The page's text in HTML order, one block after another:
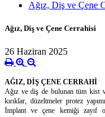
Ağız, Diş ve Çene
Ağız, Diş ve Çene Cerrahisi
26 Haziran 2025
AĞIZ, DİŞ ÇENE CERRAHİ
Ağız ve diş de bulunan tüm kist
kırıklar, düzeltmeler protez
İmplant ve çene kemiği zayıf